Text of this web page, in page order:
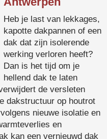
Heb je last van lekkages,
kapotte dakpannen of een
dak dat zijn isolerende
werking verloren heeft?
Dan is het tijd om je
hellend dak te laten
de versleten
dakstructuur op houtrot
nieuwe isolatie en
en
kan een vernieuwd dak